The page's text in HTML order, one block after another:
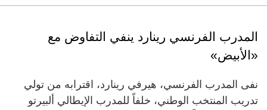
المدرب الفرنسي رينارد ينفي التفاوض مع
«الأبيض»
نفى المدرب الفرنسي، هيرفي رينارد، اقترابه من تولي
تدريب المنتخب الوطني، خلفاً للمدرب الإيطالي ألبيرتو